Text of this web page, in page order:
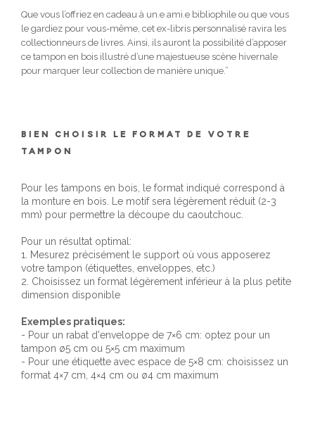
Que vous l’offriez en cadeau à un.e ami.e bibliophile ou que vous
le gardiez pour vous-même, cet ex-libris personnalisé ravira les
collectionneurs de livres. Ainsi, ils auront la possibilité d’apposer
ce tampon en bois illustré d’une majestueuse scène hivernale
pour marquer leur collection de manière unique.”
BIEN CHOISIR LE FORMAT DE VOTRE
TAMPON
Pour les tampons en bois, le format indiqué correspond à
la monture en bois. Le motif sera légèrement réduit (2-3
mm) pour permettre la découpe du caoutchouc.
Pour un résultat optimal:
1. Mesurez précisément le support où vous apposerez
votre tampon (étiquettes, enveloppes, etc.)
2. Choisissez un format légèrement inférieur à la plus petite
dimension disponible
Exemples pratiques:
- Pour un rabat d'enveloppe de 7×6 cm: optez pour un
tampon ø5 cm ou 5×5 cm maximum
- Pour une étiquette avec espace de 5×8 cm: choisissez un
format 4×7 cm, 4×4 cm ou ø4 cm maximum